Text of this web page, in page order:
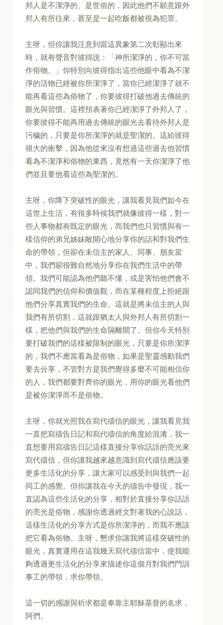
邦人是不潔淨的、是世俗的，因此他們不願意跟外
邦人有所往來，甚至是一起吃飯都被視為犯罪。
主呀，但你讓我注意到當這異象第二次彰顯出來
時，就有聲音對彼得說：「神所潔淨的，你不可當
作俗物。」你特別向彼得指出這些他眼中看為不潔
淨的活物已經被你所潔淨了，當你已經潔淨了就不
能再看這些為俗物了，你要彼得打破他過去傳統的
眼光與習慣。這裡預表著你已經潔淨了外邦人了，
你要彼得不能再用過去傳統的眼光去看待外邦人是
污穢的，只要是你所潔淨的就是聖潔的。這給彼得
很大的衝擊，因為他從來沒有想過這些過去他習慣
看為不潔淨和俗物的東西，竟然有一天你潔淨了他
們並且要他看這些為聖潔的。
主呀，你降下突破性的眼光，讓我看見我們如今在
這世上生活，有很多時候我們就像彼得一樣，對一
些人事物都有既定的眼光，而我們也只習慣與有一
樣信仰的弟兄姊妹敞開心地分享你的話和對我們生
命的帶領，但卻在未信主的家人、同事、朋友當
中，我們卻很難自然地分享你在我們生活中的帶
領。我們可能認為他們聽不懂，或是害怕他們會不
認同我們的信仰和價值觀，而在某種程度上拒絕跟
他們分享真實我們的生命。這就是將未信主的人與
我們有所切割，這就跟猶太人與外邦人有所切割一
樣，把他們與我們的生命隔離開了。但你今天特別
要打破我們的這樣被限制的眼光，只要是你所潔淨
的，我們不應當看為是俗物，如果是聖靈感動我們
要去分享，不管對方是我們覺得多麼不可能相信你
的人，我們都要對齊你的眼光，用你的眼光看他們
是被你潔淨而不是俗物。
主呀，你就光照我在寫代禱信的眼光，讓我看見我
一直把寫禱告日記和寫代禱信的角度給混淆，我一
直想要用寫禱告日記這樣直接分享你話語的亮光來
寫代禱信，但你讓我越來越意識到寫代禱信應該要
更多生活化的分享，讓大家可以感受到與我們一起
同工的感覺。但你讓我在今天的禱告中發現，我一
直認為這些生活化的分享，相對於直接分享你話語
的亮光是俗物，感謝你透過經文對著我的心說話，
這樣生活化的分享方式是你所潔淨的，而我不應該
把它看為俗物。主呀，懇求你讓我將這樣突破性的
眼光，真實運用在這我幾天寫代禱信當中，使我能
夠透過更生活化的分享來描述你這個月對我們門訓
事工的帶領，求你帶領。
這一切的感謝與祈求都是奉靠主耶穌基督的名求，
阿們。